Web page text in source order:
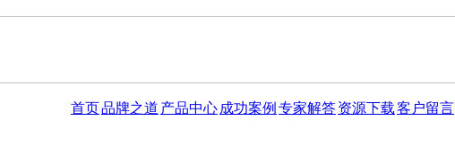
首页品牌之道 产品中心 成功案例 专家解答资源下载客户留言